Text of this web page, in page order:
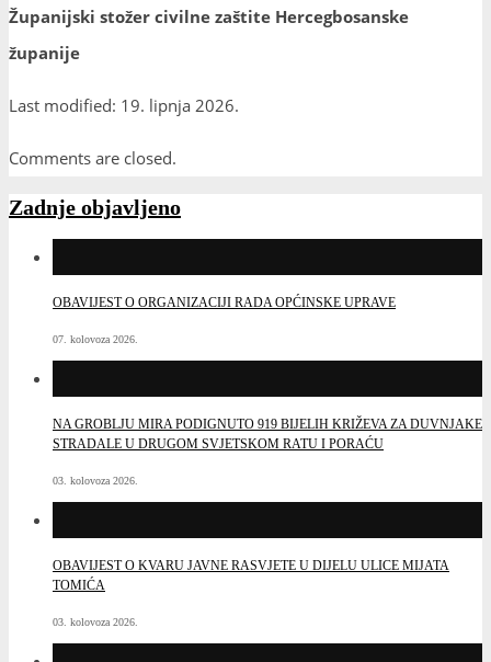
Županijski stožer civilne zaštite Hercegbosanske
županije
Last modified: 19. lipnja 2026.
Comments are closed.
Zadnje objavljeno
OBAVIJEST O ORGANIZACIJI RADA OPĆINSKE UPRAVE
07. kolovoza 2026.
NA GROBLJU MIRA PODIGNUTO 919 BIJELIH KRIŽEVA ZA DUVNJAKE
STRADALE U DRUGOM SVJETSKOM RATU I PORAĆU
03. kolovoza 2026.
OBAVIJEST O KVARU JAVNE RASVJETE U DIJELU ULICE MIJATA
TOMIĆA
03. kolovoza 2026.